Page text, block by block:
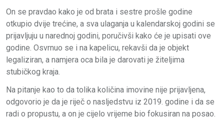
On se pravdao kako je od brata i sestre prošle godine
otkupio dvije trećine, a sva ulaganja u kalendarskoj godini se
prijavljuju u narednoj godini, poručivši kako će je upisati ove
godine. Osvrnuo se i na kapelicu, rekavši da je objekt
legaliziran, a namjera oca bila je darovati je žiteljima
stubičkog kraja.
Na pitanje kao to da tolika količina imovine nije prijavljena,
odgovorio je da je riječ o nasljedstvu iz 2019. godine i da se
radi o propustu, a on je cijelo vrijeme bio fokusiran na posao.